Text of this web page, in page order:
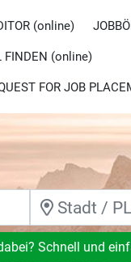
(online)
FINDEN (online)
FOR JOB
Schnell und